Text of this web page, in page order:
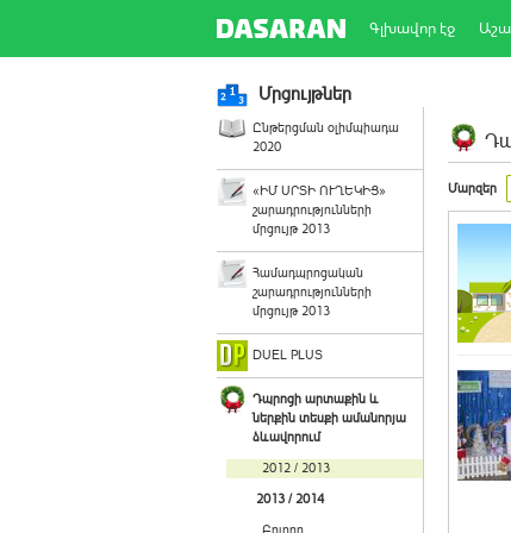
Գլխավոր էջ
Մրցույթներ
Ընթերցման օլիմպիադա
2020
«ԻՄ ՍՐՏԻ ՈՒՂԵԿԻՑ»
շարադրությունների
մրցույթ 2013
Համադպրոցական
շարադրությունների
մրցույթ 2013
DUEL PLUS
Դպրոցի արտաքին և
ներքին տեսքի ամանորյա
ձևավորում
2012 / 2013
2013 / 2014
Մարզեր